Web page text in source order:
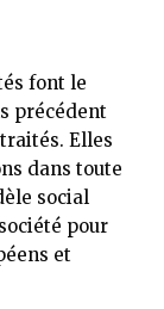
font le
précédent
Elles
dans toute
social
pour
et